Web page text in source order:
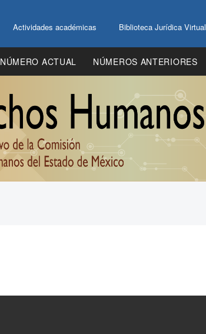
Actividades académicas Biblioteca Jurídica Virtual
NÚMERO ACTUAL NÚMEROS ANTERIORES